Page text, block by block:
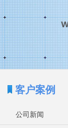
客户案例
公司新闻